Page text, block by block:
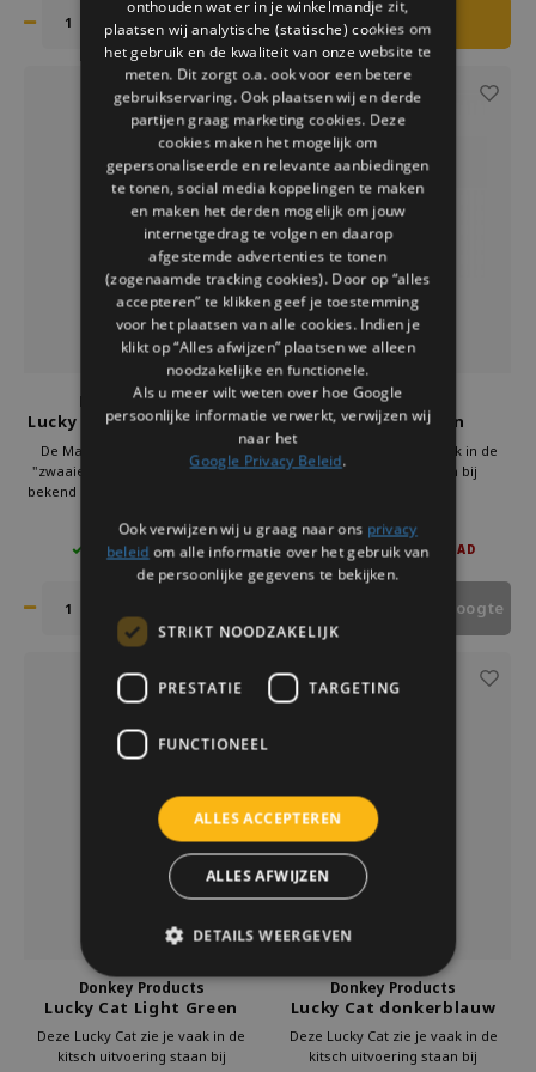
iemand die wel een beetje geluk
kan gebruiken.
kan gebruiken.
Deze lucky cat staat voor rijkdom
en welvaart
Donkey Products
Lucky Cat Levendig Groen
De Maneki Neko – wat letterlijk
"zwaaiende kat" betekent – staat
bekend als een symbool van geluk
wordt ze vaak gebruikt om
positieve energie en welvaart aan
te trekken.
€19,95
4 OP VOORRAAD
Donkey Products
Lucky Cat Groen
Deze Lucky Cat zie je vaak in de
kitsch uitvoering staan bij
woonaccessoire.
Geef deze gelukskat cadeau aan
iemand die wel een beetje geluk
Deze Maneki Neko staat voor
€19,95
NIET OP VOORRAAD
Houd mij op de hoogte
Donkey Products
Lucky Cat Light Green
Ontspanning
Deze Lucky Cat zie je vaak in de
kitsch uitvoering staan bij
Donkey Products
Lucky Cat donkerblauw
Deze Lucky Cat zie je vaak in de
kitsch uitvoering staan bij
onthouden wat er in je winkelmandje zit,
plaatsen wij analytische (statische) cookies om
het gebruik en de kwaliteit van onze website te
meten. Dit zorgt o.a. ook voor een betere
gebruikservaring. Ook plaatsen wij en derde
partijen graag marketing cookies. Deze
cookies maken het mogelijk om
gepersonaliseerde en relevante aanbiedingen
te tonen, social media koppelingen te maken
en maken het derden mogelijk om jouw
internetgedrag te volgen en daarop
afgestemde advertenties te tonen
(zogenaamde tracking cookies). Door op “alles
accepteren” te klikken geef je toestemming
voor het plaatsen van alle cookies. Indien je
klikt op “Alles afwijzen” plaatsen we alleen
noodzakelijke en functionele.
Als u meer wilt weten over hoe Google
persoonlijke informatie verwerkt, verwijzen wij
naar het
Google Privacy Beleid.
Ook verwijzen wij u graag naar ons privacy
beleid om alle informatie over het gebruik van
de persoonlijke gegevens te bekijken.
STRIKT NOODZAKELIJK
PRESTATIE TARGETING
FUNCTIONEEL
ALLES ACCEPTEREN
ALLES AFWIJZEN
DETAILS WEERGEVEN